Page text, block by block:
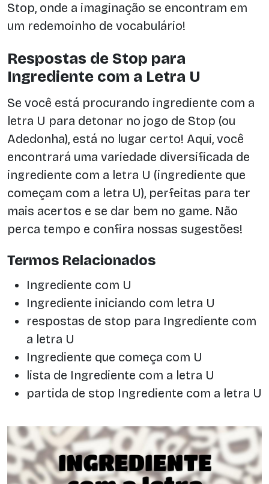
Stop, onde a imaginação se encontram em
um redemoinho de vocabulário!
Respostas de Stop para
Ingrediente com a Letra U
Se você está procurando ingrediente com a
letra U para detonar no jogo de Stop (ou
Adedonha), está no lugar certo! Aqui, você
encontrará uma variedade diversificada de
ingrediente com a letra U (ingrediente que
começam com a letra U), perfeitas para ter
mais acertos e se dar bem no game. Não
perca tempo e confira nossas sugestões!
Termos Relacionados
Ingrediente com U
Ingrediente iniciando com letra U
respostas de stop para Ingrediente com
a letra U
Ingrediente que começa com U
lista de Ingrediente com a letra U
partida de stop Ingrediente com a letra U